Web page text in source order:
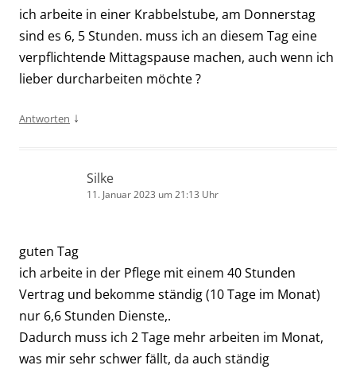
ich arbeite in einer Krabbelstube, am Donnerstag
sind es 6, 5 Stunden. muss ich an diesem Tag eine
verpflichtende Mittagspause machen, auch wenn ich
lieber durcharbeiten möchte ?
Antworten ↓
Silke
11. Januar 2023 um 21:13 Uhr
guten Tag
ich arbeite in der Pflege mit einem 40 Stunden
Vertrag und bekomme ständig (10 Tage im Monat)
nur 6,6 Stunden Dienste,.
Dadurch muss ich 2 Tage mehr arbeiten im Monat,
was mir sehr schwer fällt, da auch ständig